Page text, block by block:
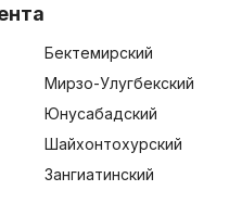
Бектемирский
Мирзо-Улугбекский
Юнусабадский
Шайхонтохурский
Зангиатинский